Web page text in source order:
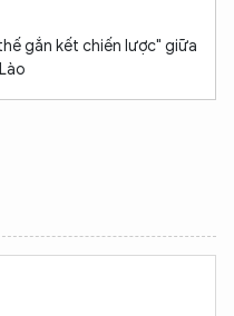
gắn kết chiến lược" giữa